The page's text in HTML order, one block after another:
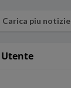
piu notizie